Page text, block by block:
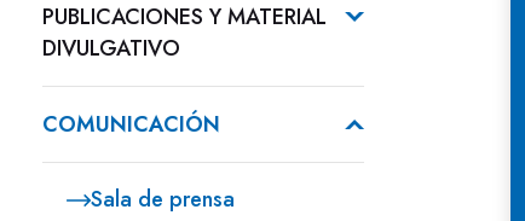
PUBLICACIONES Y MATERIAL
DIVULGATIVO
COMUNICACIÓN
Sala de prensa